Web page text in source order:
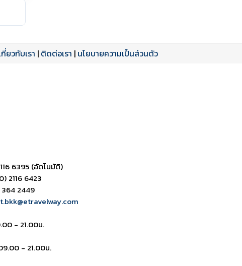
กี่ยวกับเรา | ติดต่อเรา | นโยบายความเป็นส่วนตัว
6395 (อัตโนมัติ)
2116 6423
2449
- 21.00น.
- 21.00น.